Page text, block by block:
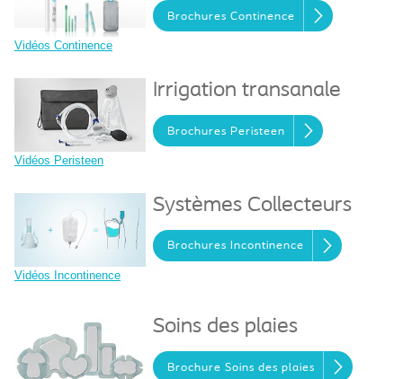
Brochures Continence
Vidéos Continence
Irrigation transanale
Brochures Peristeen
Vidéos Peristeen
Systèmes Collecteurs
Brochures Incontinence
Vidéos Incontinence
Soins des plaies
Brochure Soins des plaies